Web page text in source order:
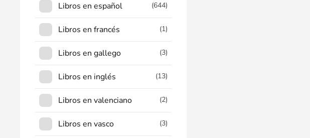
Libros en español (644)
Libros en francés (1)
Libros en gallego (3)
Libros en inglés (13)
Libros en valenciano (2)
Libros en vasco (3)